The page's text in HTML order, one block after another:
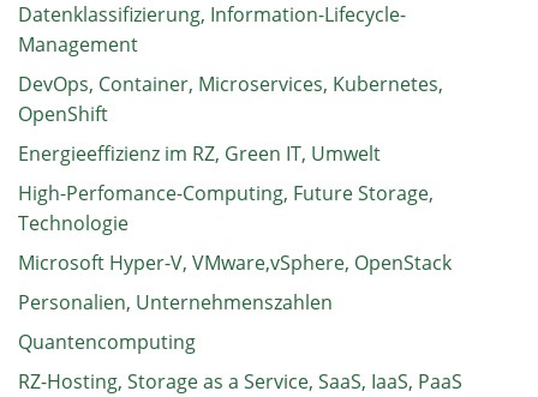
Datenklassifizierung, Information-Lifecycle-
Management
DevOps, Container, Microservices, Kubernetes,
OpenShift
Energieeffizienz im RZ, Green IT, Umwelt
High-Perfomance-Computing, Future Storage,
Technologie
Microsoft Hyper-V, VMware,vSphere, OpenStack
Personalien, Unternehmenszahlen
Quantencomputing
RZ-Hosting, Storage as a Service, SaaS, IaaS, PaaS